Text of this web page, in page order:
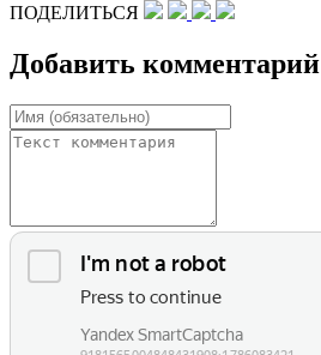
ПОДЕЛИТЬСЯ
Добавить комментарий